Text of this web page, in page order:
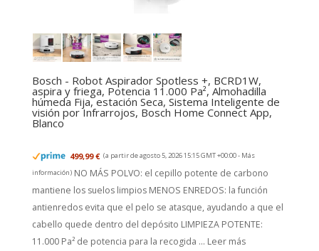
Bosch - Robot Aspirador Spotless +, BCRD1W,
aspira y friega, Potencia 11.000 Pa², Almohadilla
húmeda Fija, estación Seca, Sistema Inteligente de
visión por Infrarrojos, Bosch Home Connect App,
Blanco
499,99 € (a partir de agosto 5, 2026 15:15 GMT +00:00 - Más
información) NO MÁS POLVO: el cepillo potente de carbono
mantiene los suelos limpios MENOS ENREDOS: la función
antienredos evita que el pelo se atasque, ayudando a que el
cabello quede dentro del depósito LIMPIEZA POTENTE:
11.000 Pa² de potencia para la recogida ... Leer más